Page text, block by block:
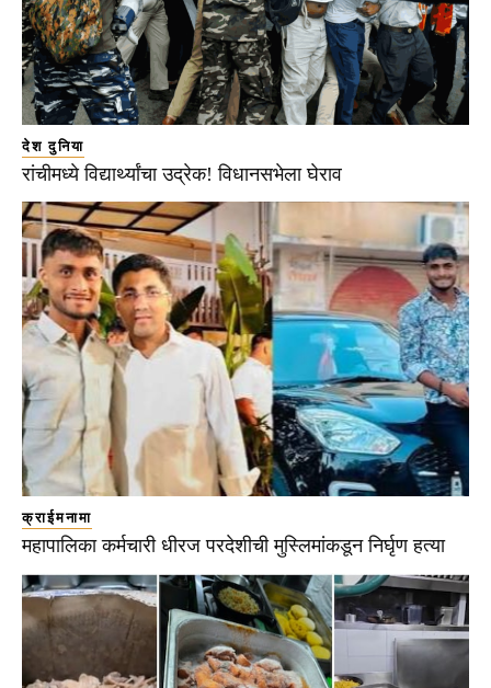
देश दुनिया
रांचीमध्ये विद्यार्थ्यांचा उद्रेक! विधानसभेला घेराव
क्राईमनामा
महापालिका कर्मचारी धीरज परदेशीची मुस्लिमांकडून निर्घृण हत्या